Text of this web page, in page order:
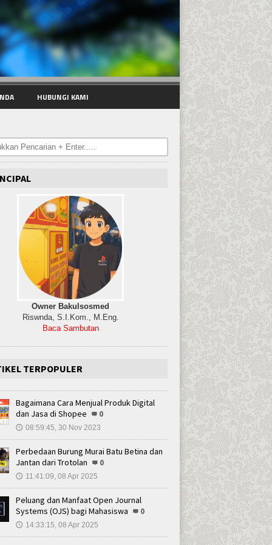
HUBUNGI KAMI
Owner Bakulsosmed
Riswnda, S.I.Kom., M.Eng.
Baca Sambutan
TERPOPULER
Bagaimana Cara Menjual Produk Digital
dan Jasa di Shopee
0
🕔 08:59:45, 30 Nov 2023
Perbedaan Burung Murai Batu Betina dan
Jantan dari Trotolan
0
🕔 11:41:09, 08 Apr 2025
Peluang dan Manfaat Open Journal
Systems (OJS) bagi Mahasiswa
0
🕔 14:33:15, 08 Apr 2025